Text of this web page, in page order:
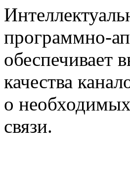
программно-
обеспечивает
качества
о
связи.